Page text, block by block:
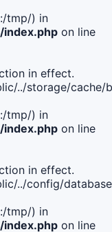
tmp/) in
on line
in effect.
../storage/
tmp/) in
on line
in effect.
../config/
tmp/) in
on line